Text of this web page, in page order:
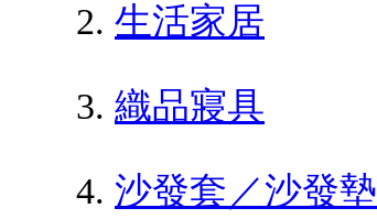
生活家居
織品寢具
沙發套／沙發墊